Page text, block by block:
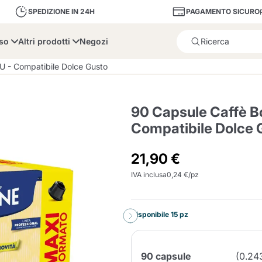
SPEDIZIONE IN 24H PAGAMENTO SICURO
Fiasconaro
Officina 5
A Modo Mio Cialda Ese 44
Illy Iperespresso
Cialde Ese
Altri prodotti
Delizie e Zucchero Portacapsule e cialde Decalcificanti e Filtri
Negozi
- Compatibile Dolce Gusto
90 Capsule Caffè
Compatibile Dolce
21,90 €
IVA inclusa0,24 €/pz
Disponibile 15 pz
90 capsule
Il prodotto è stato aggiunto